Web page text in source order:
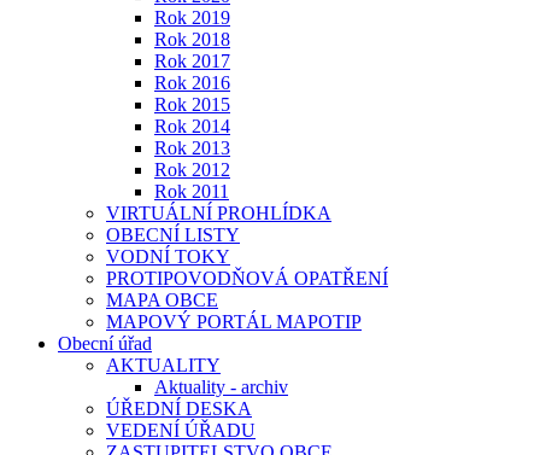
Rok 2019
Rok 2018
Rok 2017
Rok 2016
Rok 2015
Rok 2014
Rok 2013
Rok 2012
Rok 2011
VIRTUÁLNÍ PROHLÍDKA
OBECNÍ LISTY
VODNÍ TOKY
PROTIPOVODŇOVÁ OPATŘENÍ
MAPA OBCE
MAPOVÝ PORTÁL MAPOTIP
Obecní úřad
AKTUALITY
Aktuality - archiv
ÚŘEDNÍ DESKA
VEDENÍ ÚŘADU